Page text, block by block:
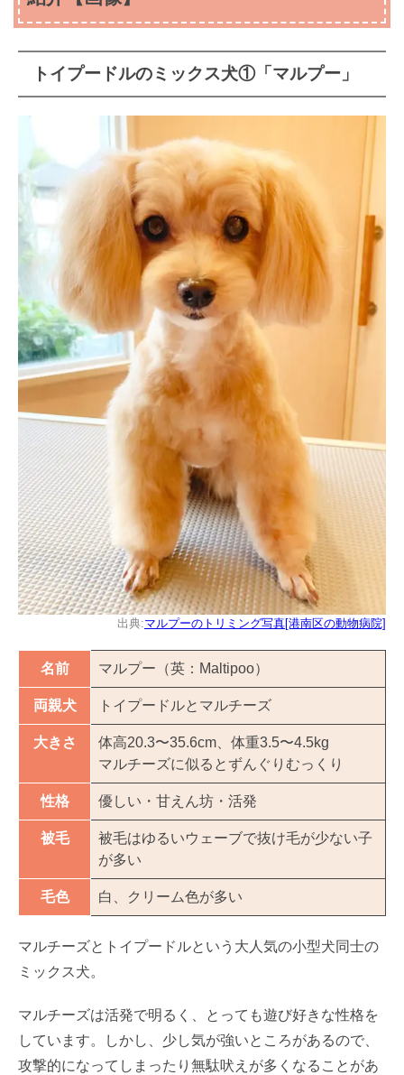
トイプードルのミックス犬①「マルプー」
出典:マルプーのトリミング写真[港南区の動物病院]
名前 マルプー（英：Maltipoo）
両親犬 トイプードルとマルチーズ
大きさ
体高20.3〜35.6cm、体重3.5〜4.5kg
マルチーズに似るとずんぐりむっくり
性格 優しい・甘えん坊・活発
被毛
被毛はゆるいウェーブで抜け毛が少ない子
が多い
毛色 白、クリーム色が多い
マルチーズとトイプードルという大人気の小型犬同士の
ミックス犬。
マルチーズは活発で明るく、とっても遊び好きな性格を
しています。しかし、少し気が強いところがあるので、
攻撃的になってしまったり無駄吠えが多くなることがあ